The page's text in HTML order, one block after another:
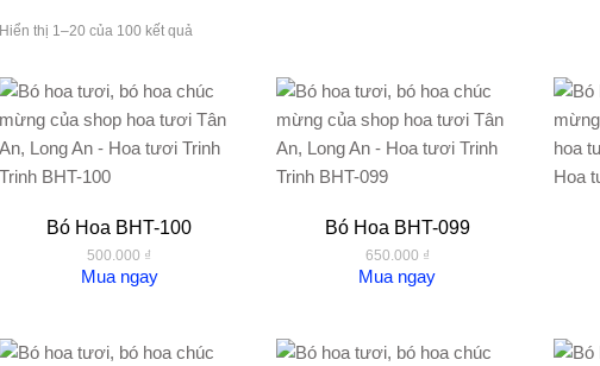
Hiển thị 1–20 của 100 kết quảĐã
sắp
Bó Hoa BHT-100
500.000 ₫
Mua ngay
Bó Hoa BHT-099
650.000 ₫
Mua ngay